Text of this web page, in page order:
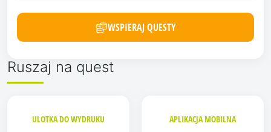
WSPIERAJ QUESTY
Ruszaj na quest
ULOTKA DO WYDRUKU APLIKACJA MOBILNA